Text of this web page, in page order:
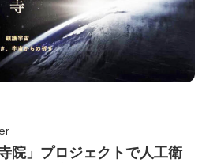
院」プロジェクトで人工衛